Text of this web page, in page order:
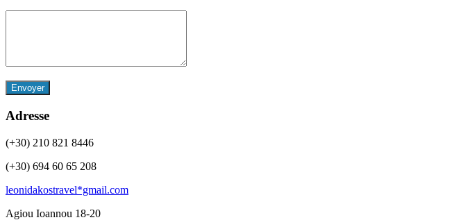
Envoyer
Adresse
(+30) 210 821 8446
(+30) 694 60 65 208
leonidakostravel*gmail.com
Agiou Ioannou 18-20